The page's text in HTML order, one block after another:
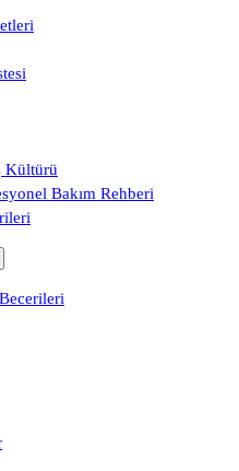
Kültürü
Bakım Rehberi